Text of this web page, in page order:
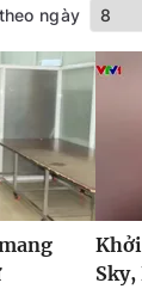
ngày
Sky,